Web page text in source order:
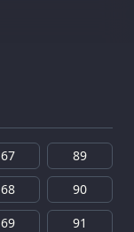
67
68
69
89
90
91